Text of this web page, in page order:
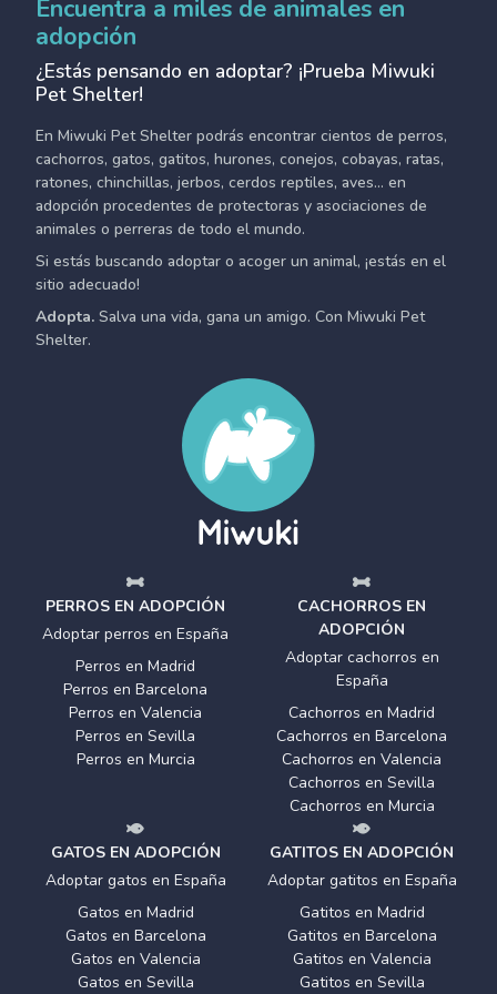
Encuentra a miles de animales en
adopción
¿Estás pensando en adoptar? ¡Prueba Miwuki
Pet Shelter!
En Miwuki Pet Shelter podrás encontrar cientos de perros,
cachorros, gatos, gatitos, hurones, conejos, cobayas, ratas,
ratones, chinchillas, jerbos, cerdos reptiles, aves... en
adopción procedentes de protectoras y asociaciones de
animales o perreras de todo el mundo.
Si estás buscando adoptar o acoger un animal, ¡estás en el
sitio adecuado!
Adopta. Salva una vida, gana un amigo. Con Miwuki Pet
Shelter.
PERROS EN ADOPCIÓN
Adoptar perros en España
Perros en Madrid
Perros en Barcelona
Perros en Valencia
Perros en Sevilla
Perros en Murcia
CACHORROS EN
ADOPCIÓN
Adoptar cachorros en
España
Cachorros en Madrid
Cachorros en Barcelona
Cachorros en Valencia
Cachorros en Sevilla
Cachorros en Murcia
GATOS EN ADOPCIÓN
Adoptar gatos en España
Gatos en Madrid
Gatos en Barcelona
Gatos en Valencia
Gatos en Sevilla
GATITOS EN ADOPCIÓN
Adoptar gatitos en España
Gatitos en Madrid
Gatitos en Barcelona
Gatitos en Valencia
Gatitos en Sevilla